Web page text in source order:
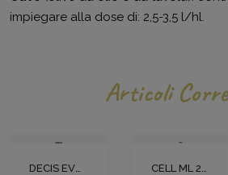
impiegare alla dose di: 2,5-3,5 l/hl.
Articoli
DECIS EVO LT1 CELL ML 250